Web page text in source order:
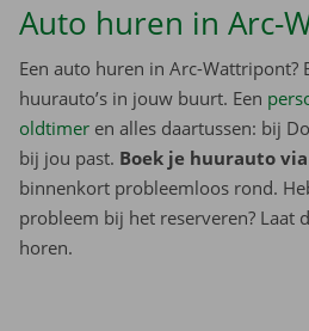
Auto huren in Arc-
Een auto huren in Arc-Wattripont?
huurauto’s in jouw buurt. Een
oldtimer en alles daartussen: bij
bij jou past. Boek je huurauto
binnenkort probleemloos rond.
probleem bij het reserveren? Laat
horen.